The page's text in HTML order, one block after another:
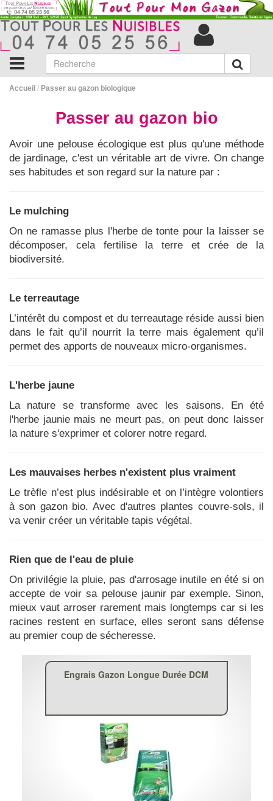
Accueil / Passer au gazon biologique
Passer au gazon bio
Avoir une pelouse écologique est plus qu'une méthode
de jardinage, c'est un véritable art de vivre. On change
ses habitudes et son regard sur la nature par :
Le mulching
On ne ramasse plus l'herbe de tonte pour la laisser se
décomposer, cela fertilise la terre et crée de la
biodiversité.
Le terreautage
L’intérêt du compost et du terreautage réside aussi bien
dans le fait qu’il nourrit la terre mais également qu’il
permet des apports de nouveaux micro-organismes.
L'herbe jaune
La nature se transforme avec les saisons. En été
l'herbe jaunie mais ne meurt pas, on peut donc laisser
la nature s'exprimer et colorer notre regard.
Les mauvaises herbes n'existent plus vraiment
Le trèfle n’est plus indésirable et on l’intègre volontiers
à son gazon bio. Avec d'autres plantes couvre-sols, il
va venir créer un véritable tapis végétal.
Rien que de l'eau de pluie
On privilégie la pluie, pas d'arrosage inutile en été si on
accepte de voir sa pelouse jaunir par exemple. Sinon,
mieux vaut arroser rarement mais longtemps car si les
racines restent en surface, elles seront sans défense
au premier coup de sécheresse.
Engrais Gazon Longue Durée DCM